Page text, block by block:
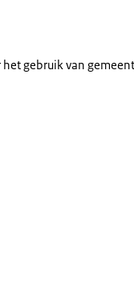
gebruik van